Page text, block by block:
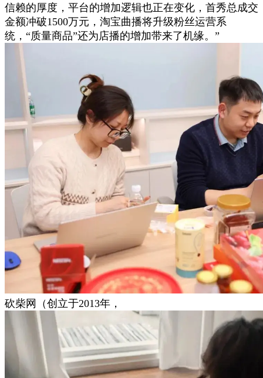
信赖的厚度，平台的增加逻辑也正在变化，首秀总成交
金额冲破1500万元，淘宝曲播将升级粉丝运营系
统，“质量商品”还为店播的增加带来了机缘。”
砍柴网（创立于2013年，